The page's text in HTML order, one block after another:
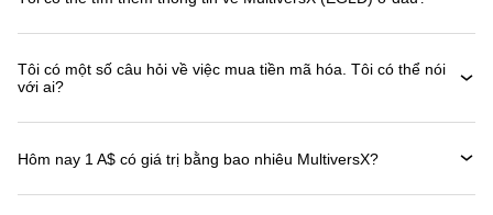
Tôi có một số câu hỏi về việc mua tiền mã hóa. Tôi có thể nói
với ai?
Hôm nay 1 A$ có giá trị bằng bao nhiêu MultiversX?